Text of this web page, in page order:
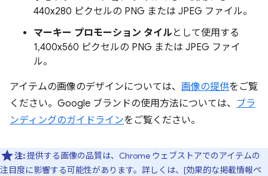
440x280 ピクセルの PNG または JPEG ファイル。
マーキー プロモーション タイル として使用する
1,400x560 ピクセルの PNG または JPEG ファイ
ル。
アイテムの画像のデザインについては、 画像の提供をご覧
ください。Google ブランドの使用方法については、 ブラ
ンディングのガイドラインをご覧ください。
注:提供する画像の品質は、Chrome ウェブストアでのアイテムの
注目度に影響する可能性があります。詳しくは、[効果的な掲載情報ペ